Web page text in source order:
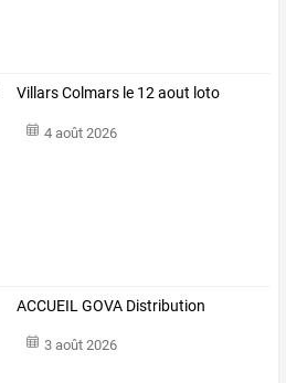
Villars Colmars le 12 aout loto
4 août 2026
ACCUEIL GOVA Distribution
3 août 2026